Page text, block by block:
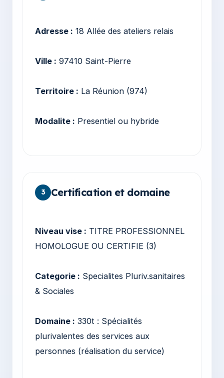
Adresse : 18 Allée des ateliers relais
Ville : 97410 Saint-Pierre
Territoire : La Réunion (974)
Modalite : Presentiel ou hybride
3 Certification et domaine
Niveau vise : TITRE PROFESSIONNEL
HOMOLOGUE OU CERTIFIE (3)
Categorie : Specialites Pluriv.sanitaires
& Sociales
Domaine : 330t : Spécialités
plurivalentes des services aux
personnes (réalisation du service)